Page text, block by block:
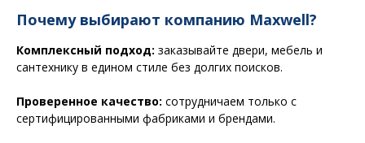
Почему выбирают компанию Maxwell?
Комплексный подход: заказывайте двери, мебель и
сантехнику в едином стиле без долгих поисков.
Проверенное качество: сотрудничаем только с
сертифицированными фабриками и брендами.